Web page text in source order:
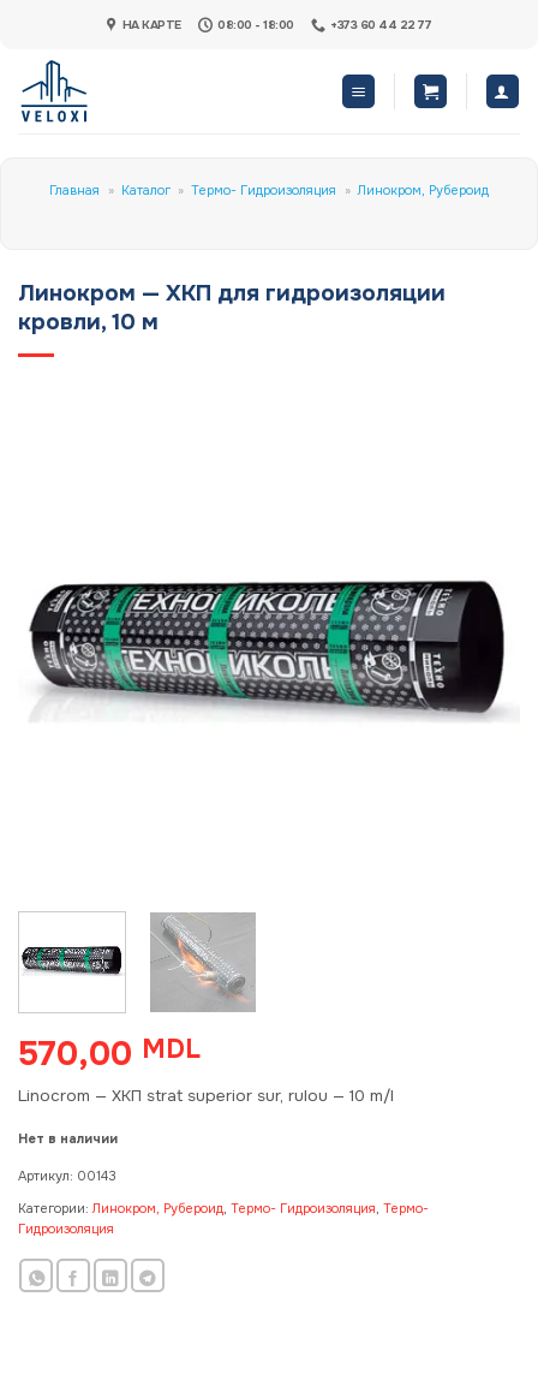
content
НА КАРТЕ 08:00 - 18:00 +373 60 44 22 77
Главная » Каталог » Термо- Гидроизоляция » Линокром, Рубероид
Линокром — XKП для гидроизоляции
кровли, 10 м
570,00 MDL
Linocrom — XKП strat superior sur, rulou — 10 m/l
Нет в наличии
Артикул: 00143
Категории:Линокром, Рубероид, Термо- Гидроизоляция, Термо-
Гидроизоляция